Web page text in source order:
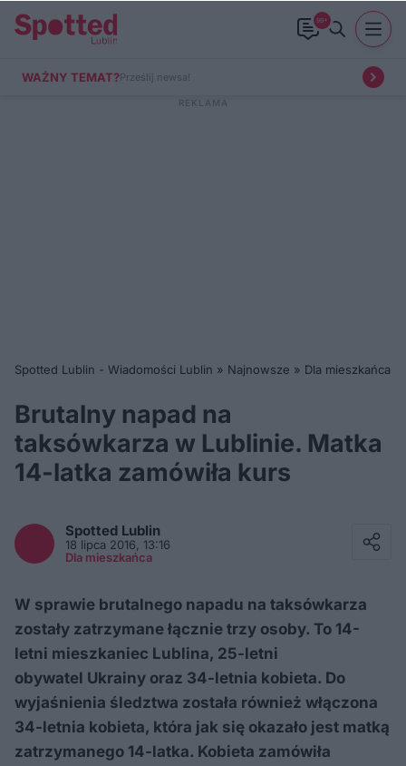
99+
WAŻNY TEMAT?Prześlij newsa!
Spotted Lublin - Wiadomości Lublin » Najnowsze » Dla mieszkańca
Brutalny napad na
taksówkarza w Lublinie. Matka
14-latka zamówiła kurs
Spotted Lublin
18 lipca 2016, 13:16
Dla mieszkańca
W sprawie brutalnego napadu na taksówkarza
zostały zatrzymane łącznie trzy osoby. To 14-
letni mieszkaniec Lublina, 25-letni
obywatel Ukrainy oraz 34-letnia kobieta. Do
wyjaśnienia śledztwa została również włączona
34-letnia kobieta, która jak się okazało jest matką
zatrzymanego 14-latka. Kobieta zamówiła